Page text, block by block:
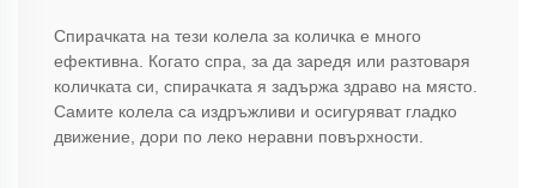
Спирачката на тези колела за количка е много
ефективна. Когато спра, за да заредя или разтоваря
количката си, спирачката я задържа здраво на място.
Самите колела са издръжливи и осигуряват гладко
движение, дори по леко неравни повърхности.